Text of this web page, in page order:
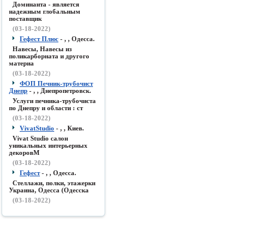
Доминанта - является
надежным глобальным
поставщик
(03-18-2022)
Гефест Плюс - , , Одесса.
Навесы, Навесы из
поликарборната и другого
материа
(03-18-2022)
ФОП Печник-трубочист
Днепр - , , Днепропетровск.
Услуги печника-трубочиста
по Днепру и области : ст
(03-18-2022)
VivatStudio - , , Киев.
Vivat Studio салон
уникальных интерьерных
декоровМ
(03-18-2022)
Гефест- , , Одесса.
Стеллажи, полки, этажерки
Украина, Одесса (Одесска
(03-18-2022)